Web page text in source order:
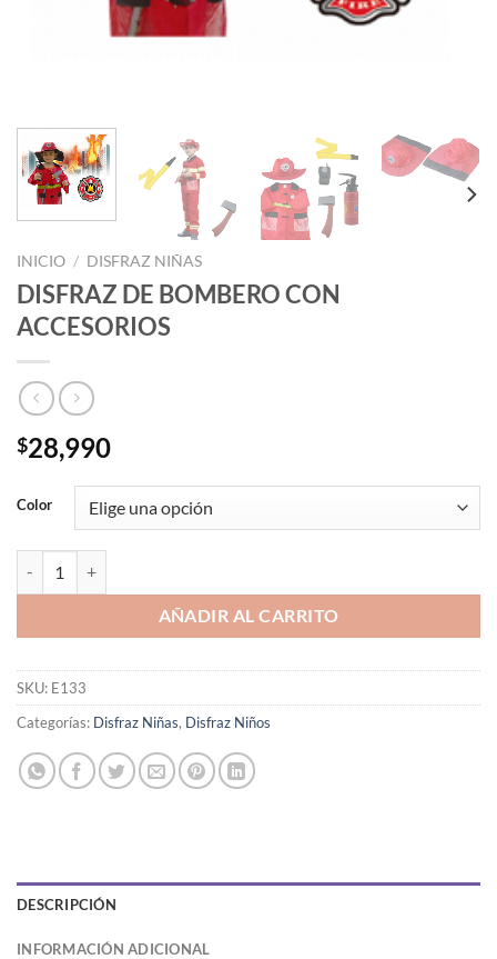
INICIO / DISFRAZ NIÑAS
DISFRAZ DE BOMBERO CON
ACCESORIOS
$28,990
Color
AÑADIR AL CARRITO
SKU: E133
Categorías: Disfraz Niñas, Disfraz Niños
DESCRIPCIÓN
INFORMACIÓN ADICIONAL